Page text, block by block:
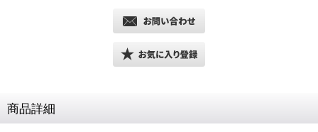
商品詳細